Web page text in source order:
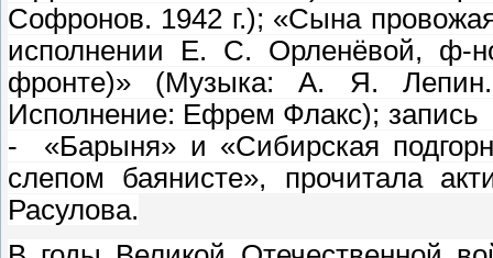
Софронов. 1942 г.); «Сына
исполнении Е. С. Орленёвой, ф-
фронте)» (Музыка: А. Я.
Исполнение: Ефрем Флакс);
- «Барыня» и «Сибирская
слепом баянисте», прочитала
Расулова.